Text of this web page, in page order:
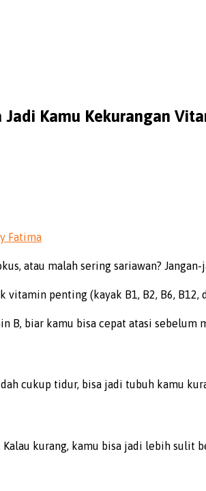
Jadi Kamu Kekurangan
Fatima
atau malah sering sariawan?
penting (kayak B1, B2, B6,
B, biar kamu bisa cepat atasi sebelum
cukup tidur, bisa jadi tubuh kamu
kurang, kamu bisa jadi lebih sulit